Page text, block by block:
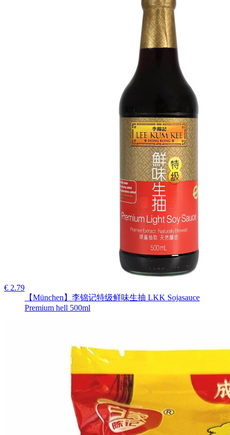
€ 2.79
【München】李锦记特级鲜味生抽 LKK Sojasauce
Premium hell 500ml